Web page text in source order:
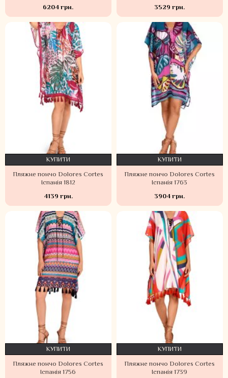
6204 грн.
3529 грн.
Пляжне пончо Dolores Cortes
Іспанія 1812
4139 грн.
КУПИТИ
Пляжне пончо Dolores Cortes
Іспанія 1763
3904 грн.
КУПИТИ
Пляжне пончо Dolores Cortes
Іспанія 1756
КУПИТИ
Пляжне пончо Dolores Cortes
Іспанія 1739
КУПИТИ